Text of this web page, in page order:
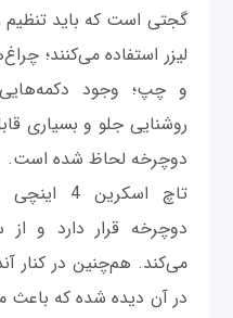
گجتی است که باید
لیزر استفاده می‌کنند؛
و چپ؛ وجود
روشنایی جلو و بسیاری
دوچرخه لحاظ شده است.
دوچرخه قرار دارد و از
در آن دیده شده که باعث